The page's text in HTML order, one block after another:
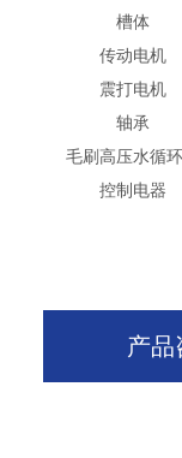
槽体
传动电机
震打电机
轴承
毛刷高压水循
控制电器
产品